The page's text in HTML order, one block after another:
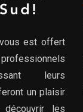
est offert
leurs
un plaisir
les